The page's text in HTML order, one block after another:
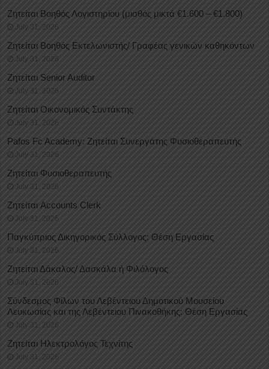
Ζητείται Βοηθός Λογιστηρίου (μισθός μικτά €1.600 – €1.800)
July 31, 2026
Ζητείται Βοηθός Εκτελωνιστής/ Γραφέας γενικών καθηκόντων
July 31, 2026
Ζητείται Senior Auditor
July 31, 2026
Ζητείται Οικονομικός Συντάκτης
July 31, 2026
Pafos Fc Academy: Ζητείται Συνεργάτης Φυσιοθεραπευτής
July 31, 2026
Ζητείται Φυσιοθεραπευτής
July 31, 2026
Ζητείται Accounts Clerk
July 31, 2026
Παγκύπριος Δικηγορικός Σύλλογος: Θέση Εργασίας
July 31, 2026
Ζητείται Δάκαλος/ Δασκάλα ή Φιλόλογος
July 31, 2026
Σύνδεσμος Φίλων του Λεβέντειου Δημοτικού Μουσείου
Λευκωσίας και της Λεβέντειου Πινακοθήκης: Θέση Εργασίας
July 31, 2026
Ζητείται Ηλεκτρολόγος Τεχνίτης
July 31, 2026